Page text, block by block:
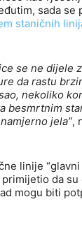
sada se
staničnih
se ne dijele
da rastu
nekoliko
besmrtnim
jela”,
linije
primijetio da
mogu biti